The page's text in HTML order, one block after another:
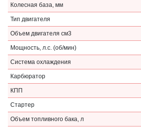
Колесная база, мм
Тип двигателя
Объем двигателя см3
Мощность, л.с. (об/мин)
Система охлаждения
Карбюратор
КПП
Стартер
Объем топливного бака, л